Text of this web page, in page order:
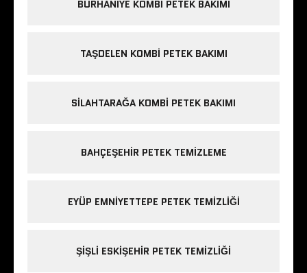
BURHANIYE KOMBI PETEK BAKIMI
TAŞDELEN KOMBI PETEK BAKIMI
SILAHTARAĞA KOMBI PETEK BAKIMI
BAHÇEŞEHIR PETEK TEMIZLEME
EYÜP EMNIYETTEPE PETEK TEMIZLIĞI
ŞIŞLI ESKIŞEHIR PETEK TEMIZLIĞI